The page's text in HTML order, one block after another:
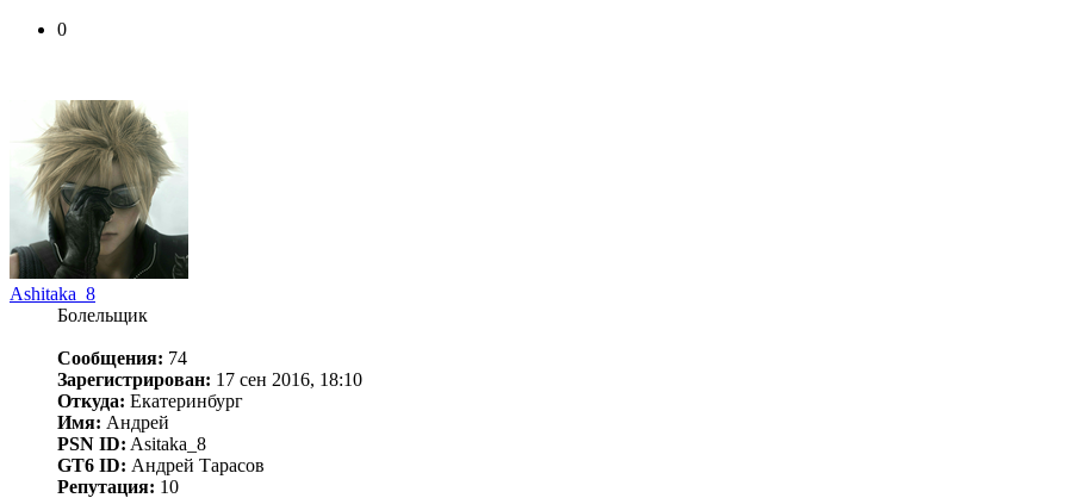
0
Ashitaka_8
Болельщик
Сообщения: 74
Зарегистрирован: 17 сен 2016, 18:10
Откуда: Екатеринбург
Имя: Андрей
PSN ID: Asitaka_8
GT6 ID: Андрей Тарасов
Репутация: 10